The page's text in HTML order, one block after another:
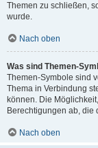
Themen zu schließen,
wurde.
Nach oben
Was sind Themen-
Themen-Symbole sind
Thema in Verbindung
können. Die
Berechtigungen ab, die
Nach oben